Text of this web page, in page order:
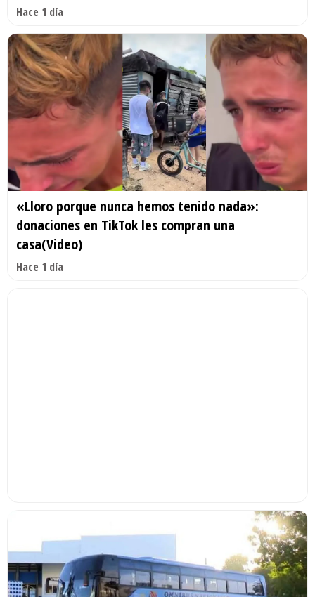
Hace 1 día
«Lloro porque nunca hemos tenido nada»:
donaciones en TikTok les compran una
casa(Video)
Hace 1 día